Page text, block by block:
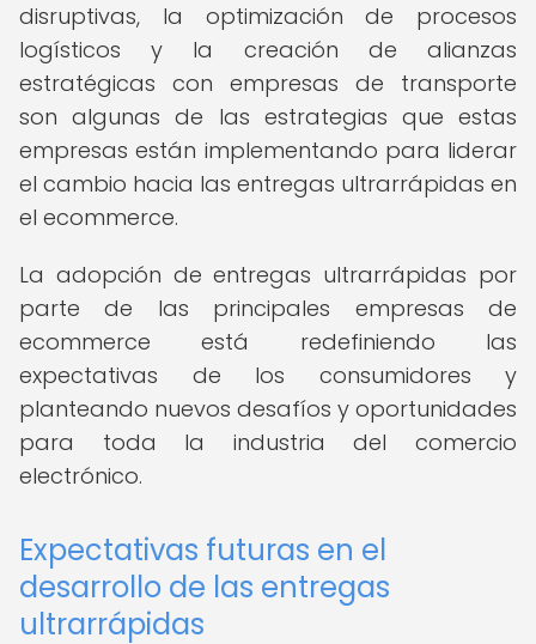
disruptivas, la optimización de procesos
logísticos y la creación de alianzas
estratégicas con empresas de transporte
son algunas de las estrategias que estas
empresas están implementando para liderar
el cambio hacia las entregas ultrarrápidas en
el ecommerce.
La adopción de entregas ultrarrápidas por
parte de las principales empresas de
ecommerce está redefiniendo las
expectativas de los consumidores y
planteando nuevos desafíos y oportunidades
para toda la industria del comercio
electrónico.
Expectativas futuras en el
desarrollo de las entregas
ultrarrápidas